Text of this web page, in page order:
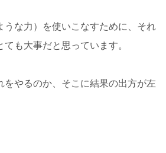
うな力）を使いこなすために、それ
も大事だと思っています。
をやるのか、そこに結果の出方が左